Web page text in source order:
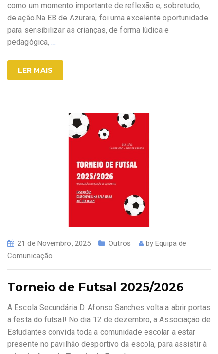
como um momento importante de reflexão e, sobretudo,
de ação.Na EB de Azurara, foi uma excelente oportunidade
para sensibilizar as crianças, de forma lúdica e
pedagógica,
LER MAIS
21 de Novembro, 2025 Outros byEquipa de
Comunicação
Torneio de Futsal 2025/2026
A Escola Secundária D. Afonso Sanches volta a abrir portas
à festa do futsal! No dia 12 de dezembro, a Associação de
Estudantes convida toda a comunidade escolar a estar
presente no pavilhão desportivo da escola, para assistir à